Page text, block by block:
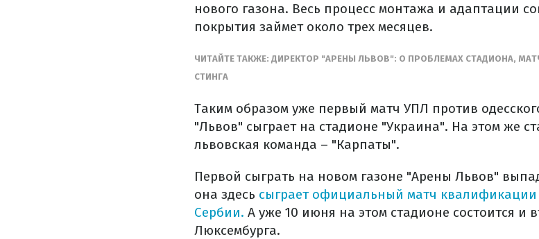
нового газона. Весь процесс монтажа и адаптации
покрытия займет около трех месяцев.
ЧИТАЙТЕ ТАКЖЕ: ДИРЕКТОР "АРЕНЫ ЛЬВОВ": О ПРОБЛЕМАХ СТАДИОНА,
СТИНГА
Таким образом уже первый матч УПЛ против
"Львов" сыграет на стадионе "Украина". На этом же
львовская команда – "Карпаты".
Первой сыграть на новом газоне "Арены Львов"
она здесь сыграет официальный матч квалификации
Сербии. А уже 10 июня на этом стадионе состоится и
Люксембурга.